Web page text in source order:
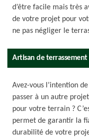
d’être facile mais très
de votre projet pour
ne pas négliger le
Artisan de terrassement
Avez-vous l’intention
passer à un autre
pour votre terrain ?
permet de garantir la
durabilité de votre